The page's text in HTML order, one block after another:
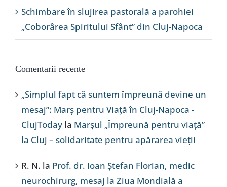
Schimbare în slujirea pastorală a parohiei
„Coborârea Spiritului Sfânt” din Cluj-Napoca
Comentarii recente
„Simplul fapt că suntem împreună devine un
mesaj”: Marș pentru Viață în Cluj-Napoca -
ClujToday la Marșul „Împreună pentru viață”
la Cluj – solidaritate pentru apărarea vieții
R. N. la Prof. dr. Ioan Ștefan Florian, medic
neurochirurg, mesaj la Ziua Mondială a